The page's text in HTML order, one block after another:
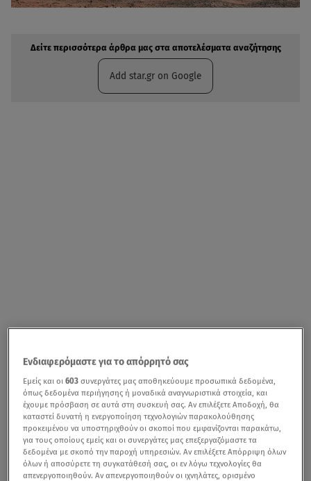
Δείτε περισσότερα άρθρα μας στα αποτελέσματα αναζήτησης
Add star.gr on Google
Ενδιαφερόμαστε για το απόρρητό σας
Εμείς και οι603 συνεργάτες μας αποθηκεύουμε προσωπικά δεδομένα,
όπως δεδομένα περιήγησης ή μοναδικά αναγνωριστικά στοιχεία, και
έχουμε πρόσβαση σε αυτά στη συσκευή σας. Αν επιλέξετε Αποδοχή, θα
καταστεί δυνατή η ενεργοποίηση τεχνολογιών παρακολούθησης
προκειμένου να υποστηριχθούν οι σκοποί που εμφανίζονται παρακάτω,
για τους οποίους εμείς και οι συνεργάτες μας επεξεργαζόμαστε τα
δεδομένα με σκοπό την παροχή υπηρεσιών. Αν επιλέξετε Απόρριψη όλων
όλων ή αποσύρετε τη συγκατάθεσή σας, οι εν λόγω τεχνολογίες θα
απενεργοποιηθούν. Αν απενεργοποιηθούν οι ιχνηλάτες, ορισμένο